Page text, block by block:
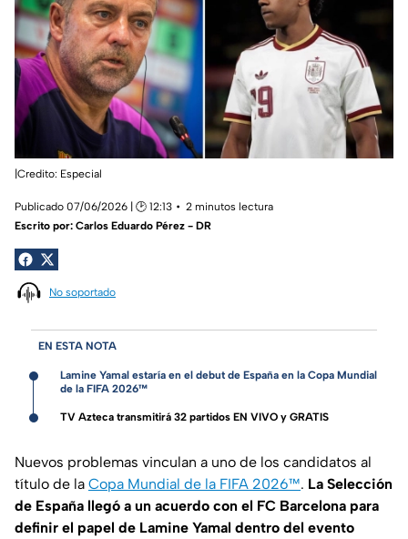
|Credito: Especial
Publicado 07/06/2026 | 🕑 12:13
2 minutos lectura
Escrito por: Carlos Eduardo Pérez - DR
No soportado
EN ESTA NOTA
Lamine Yamal estaría en el debut de España en la Copa Mundial
de la FIFA 2026™
TV Azteca transmitirá 32 partidos EN VIVO y GRATIS
Nuevos problemas vinculan a uno de los candidatos al
título de la Copa Mundial de la FIFA 2026™. La Selección
de España llegó a un acuerdo con el FC Barcelona para
definir el papel de Lamine Yamal dentro del evento